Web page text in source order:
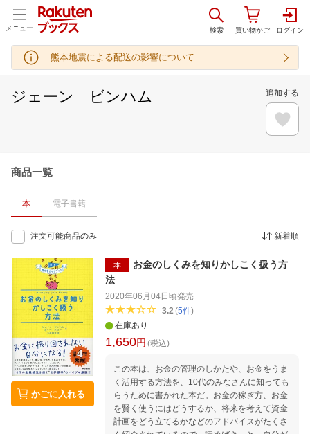
メニュー
熊本地震による配送の影響について
ジェーン ビンハム 追加する
商品一覧
本 電子書籍
注文可能商品のみ 新着順
かごに入れる
本
お金のしくみを知りかしこく扱う方
法
2020年06月04日頃発売
3.2(5件)
在庫あり
1,650円 (税込)
この本は、お金の管理のしかたや、お金をうま
く活用する方法を、10代のみなさんに知っても
らうために書かれた本だ。お金の稼ぎ方、お金
を賢く使うにはどうするか、将来を考えて資金
計画をどう立てるかなどのアドバイスがたくさ